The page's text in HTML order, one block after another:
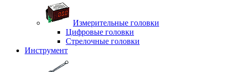
Измерительные головки
Цифровые головки
Стрелочные головки
Инструмент